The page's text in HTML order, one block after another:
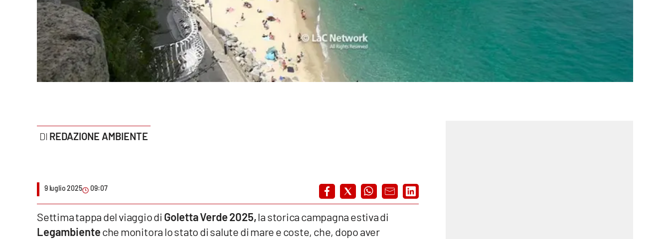
Parchi Marini Calabria
Imprese Di Calabria
Venti di comunicazione
REDAZIONE AMBIENTE
9 luglio 2025 09:07
Settima tappa del viaggio di Goletta Verde 2025,la storica campagna estiva di
Legambienteche monitora lo stato di salute di mare e coste, che, dopo aver